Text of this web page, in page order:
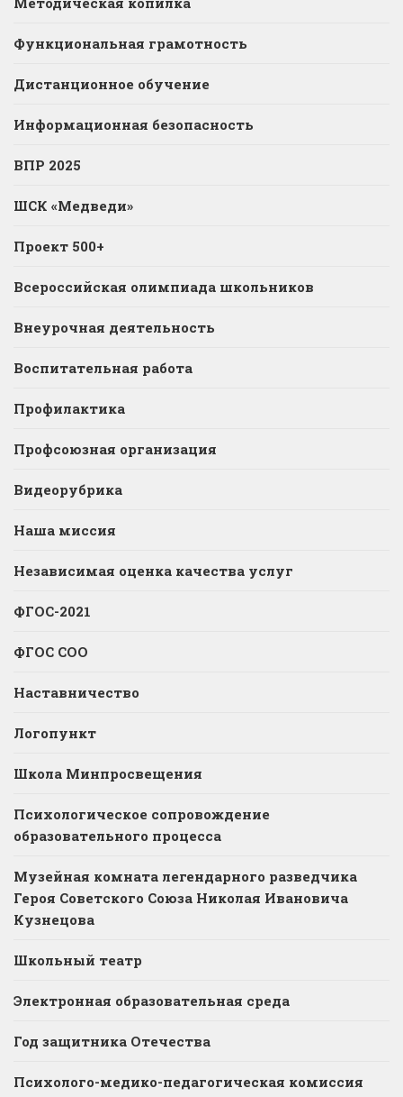
Функциональная грамотность
Дистанционное обучение
Информационная безопасность
ВПР 2025
ШСК «Медведи»
Проект 500+
Всероссийская олимпиада школьников
Внеурочная деятельность
Воспитательная работа
Профилактика
Профсоюзная организация
Видеорубрика
Наша миссия
Независимая оценка качества услуг
ФГОС-2021
ФГОС СОО
Наставничество
Логопункт
Школа Минпросвещения
Психологическое сопровождение
образовательного процесса
Музейная комната легендарного разведчика
Героя Советского Союза Николая Ивановича
Кузнецова
Школьный театр
Электронная образовательная среда
Год защитника Отечества
Психолого-медико-педагогическая комиссия